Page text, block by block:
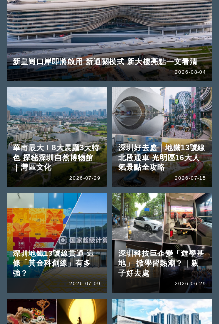
新皇崗口岸即將啟用 新通關模式 新大樓亮點一文看清
2026-08-04
華南最大！8大展廳3大特
色 探秘深圳自然博物館
｜灣區文化
2026-07-29
深圳好去處｜地鐵13號線
北段通車 光明區16大人
氣景點全攻略
2026-07-15
深圳地鐵13號線貫通 這
條「黃金科創線」有多
強？
2026-07-09
深圳科技巨企變「遊學基
地」 掀學習熱潮？｜親
子好去處
2026-06-29